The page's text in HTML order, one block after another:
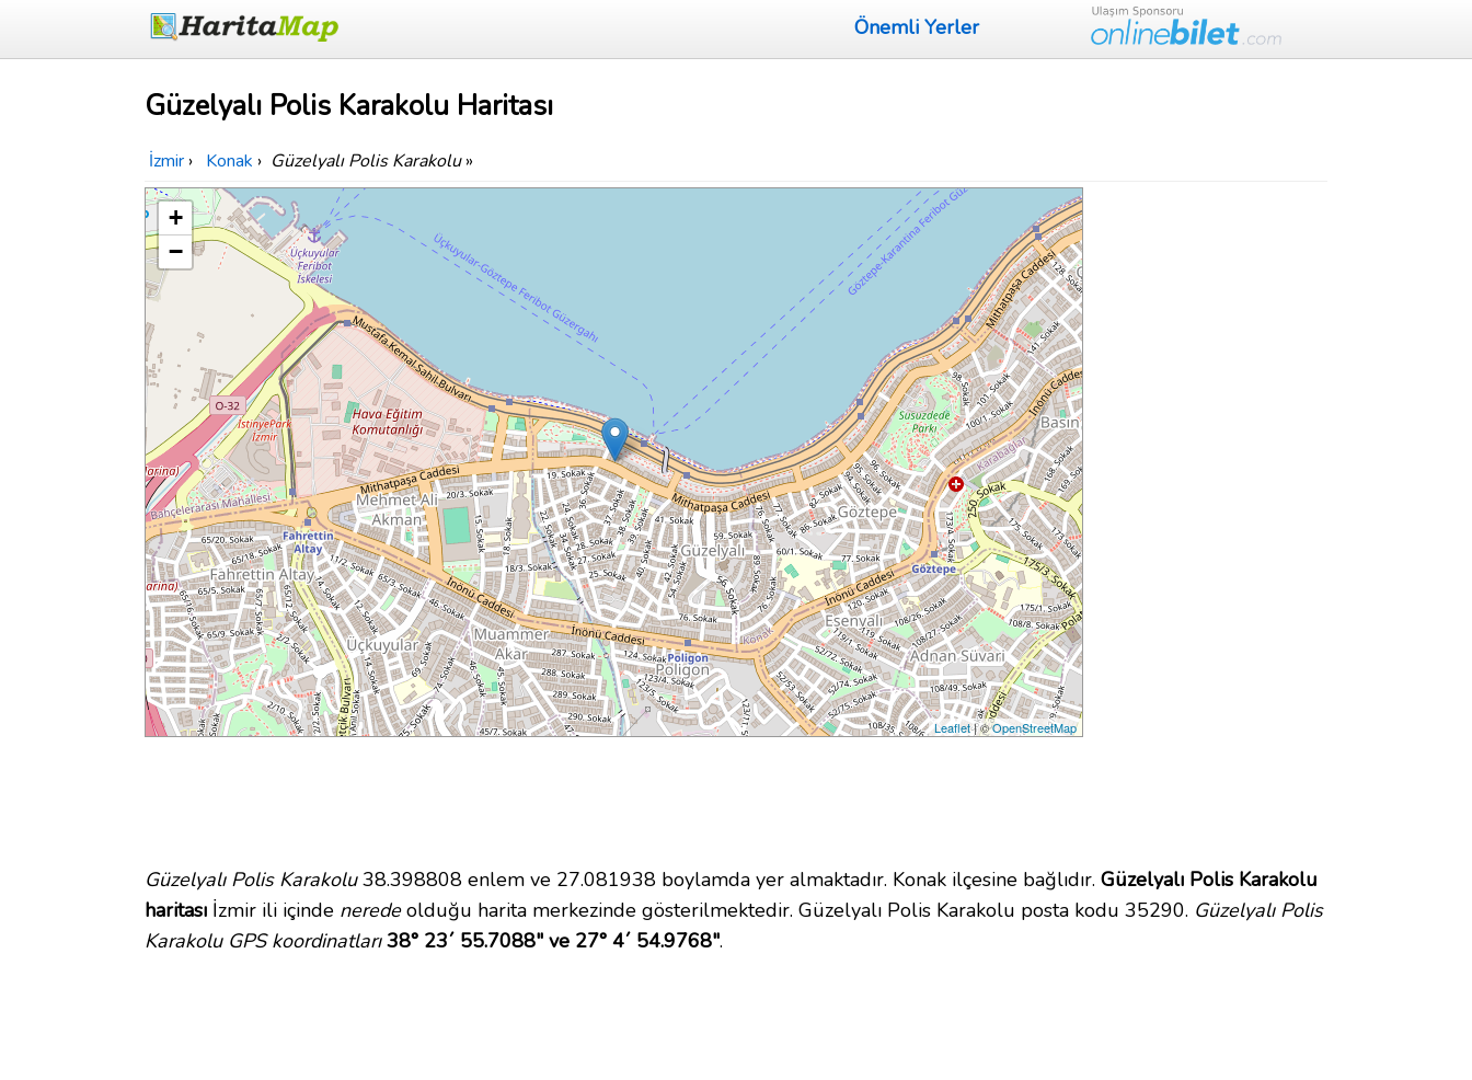
Önemli Yerler
Güzelyalı Polis Karakolu Haritası
İzmir › Konak › Güzelyalı Polis Karakolu»
+
−
Leaflet| ©OpenStreetMap
Güzelyalı Polis Karakolu38.398808 enlem ve 27.081938 boylamda yer almaktadır. Konak ilçesine bağlıdır. Güzelyalı Polis Karakolu
haritası İzmir ili içinde neredeolduğu harita merkezinde gösterilmektedir. Güzelyalı Polis Karakolu posta kodu 35290. Güzelyalı Polis
Karakolu GPS koordinatları 38° 23´ 55.7088" ve 27° 4´ 54.9768".